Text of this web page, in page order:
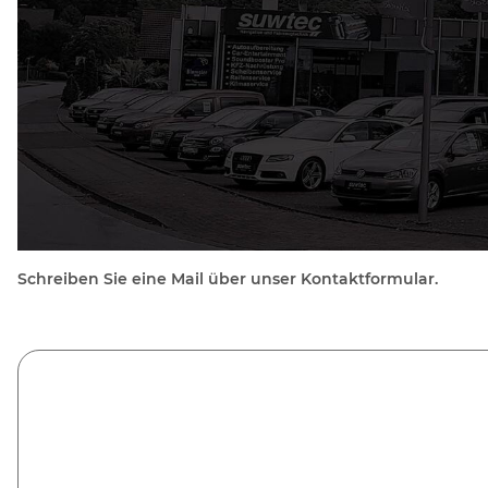
Schreiben Sie eine Mail über unser Kontaktformular.